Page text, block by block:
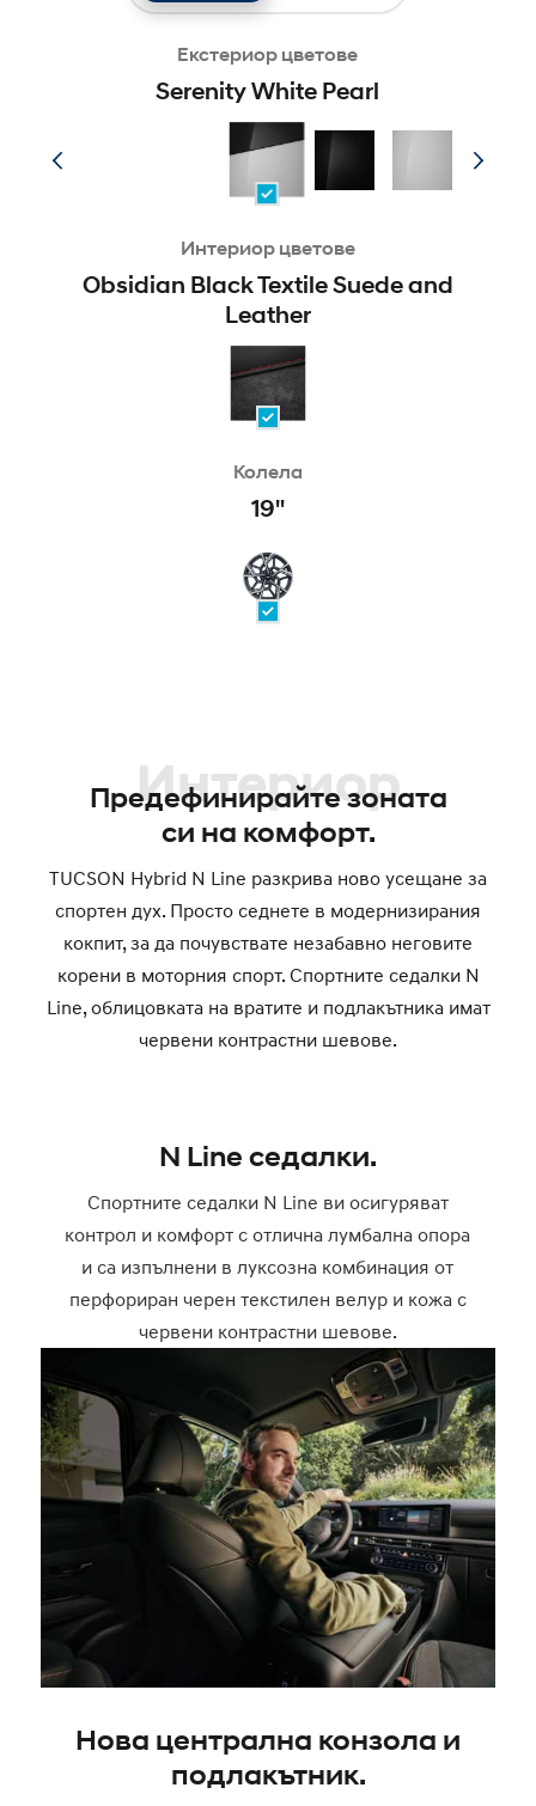
Екстериор цветове
Serenity White Pearl
Интериор цветове
Obsidian Black Textile Suede and
Leather
Колела
19''
Интериор
Предефинирайте зоната
си на комфорт.
TUCSON Hybrid N Line разкрива ново усещане за
спортен дух. Просто седнете в модернизирания
кокпит, за да почувствате незабавно неговите
корени в моторния спорт. Спортните седалки N
Line, облицовката на вратите и подлакътника имат
червени контрастни шевове.
N Line седалки.
Спортните седалки N Line ви осигуряват
контрол и комфорт с отлична лумбална опора
и са изпълнени в луксозна комбинация от
перфориран черен текстилен велур и кожа с
червени контрастни шевове.
Нова централна конзола и
подлакътник.